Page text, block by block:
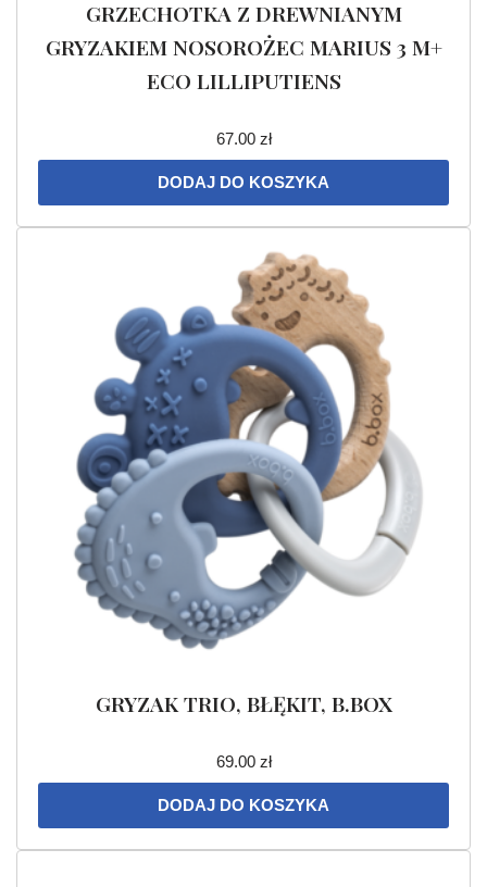
GRZECHOTKA Z DREWNIANYM
GRYZAKIEM NOSOROŻEC MARIUS 3 M+
ECO LILLIPUTIENS
67.00 zł
DODAJ DO KOSZYKA
GRYZAK TRIO, BŁĘKIT, B.BOX
69.00 zł
DODAJ DO KOSZYKA